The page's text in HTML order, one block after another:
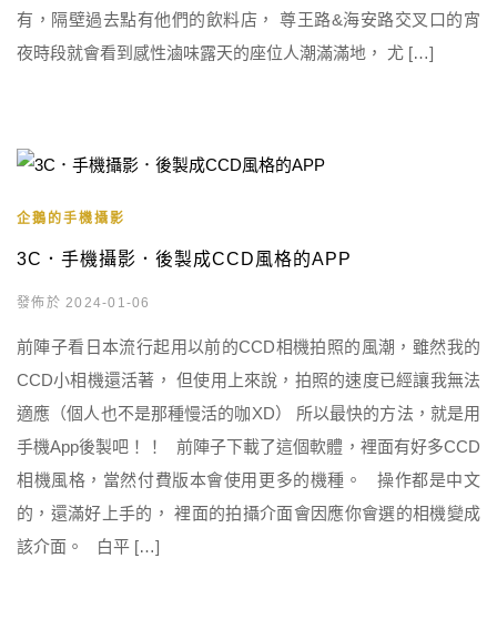
有，隔壁過去點有他們的飲料店， 尊王路&海安路交叉口的宵
夜時段就會看到感性滷味露天的座位人潮滿滿地， 尤 […]
企鵝的手機攝影
3C．手機攝影．後製成CCD風格的APP
發佈於 2024-01-06
前陣子看日本流行起用以前的CCD相機拍照的風潮，雖然我的
CCD小相機還活著， 但使用上來說，拍照的速度已經讓我無法
適應（個人也不是那種慢活的咖XD） 所以最快的方法，就是用
手機App後製吧！！ 前陣子下載了這個軟體，裡面有好多CCD
相機風格，當然付費版本會使用更多的機種。 操作都是中文
的，還滿好上手的， 裡面的拍攝介面會因應你會選的相機變成
該介面。 白平 […]